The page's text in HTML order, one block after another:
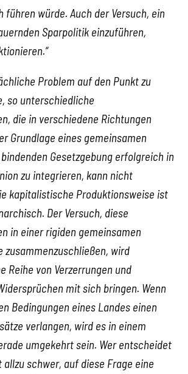
führen würde. Auch der Versuch, ein
Sparpolitik einzuführen,
Problem auf den Punkt zu
so unterschiedliche
die in verschiedene Richtungen
Grundlage eines gemeinsamen
Gesetzgebung erfolgreich in
zu integrieren, kann nicht
kapitalistische Produktionsweise ist
Der Versuch, diese
in einer rigiden gemeinsamen
zusammenzuschließen, wird
Reihe von Verzerrungen und
mit sich bringen. Wenn
Bedingungen eines Landes einen
verlangen, wird es in einem
umgekehrt sein. Wer entscheidet
allzu schwer, auf diese Frage eine